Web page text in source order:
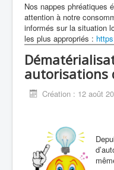
Nos nappes phréatiques
attention à notre
informés sur la situation
les plus appropriés :
autorisations
Création : 12 août